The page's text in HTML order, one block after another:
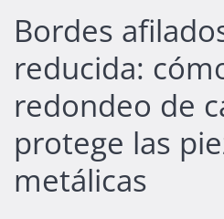
Bordes
reducida:
redondeo de
protege las
metálicas